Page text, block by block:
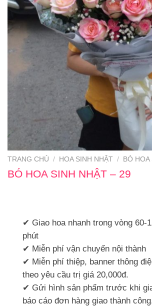
TRANG CHỦ / HOA SINH NHẬT / BÓ
BÓ HOA SINH NHẬT – 29
✔ Giao hoa nhanh trong vòng 60-
phút
✔ Miễn phí vận chuyển nội thành
✔ Miễn phí thiệp, banner thông
theo yêu cầu trị giá 20,000đ.
✔ Gửi hình sản phẩm trước khi
báo cáo đơn hàng giao thành